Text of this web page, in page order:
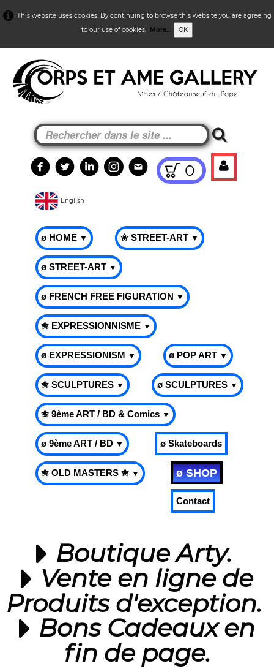
This website uses cookies. By continuing to browse this website you are agreeing
to our use of cookies. More... OK
0
English
ø HOME ▼ ✬ STREET-ART ▼
ø STREET-ART ▼
ø FRENCH FREE FIGURATION ▼
✬ EXPRESSIONNISME ▼
ø EXPRESSIONISM ▼ ø POP ART ▼
✬ SCULPTURES ▼ ø SCULPTURES ▼
✬ 9ème ART / BD & Comics ▼
ø 9ème ART / BD ▼ ø Skateboards
✬ OLD MASTERS ✬ ▼ ø SHOP
Contact
Boutique Arty.
Vente en ligne de
Produits d'exception.
Bons Cadeaux en
fin de page.